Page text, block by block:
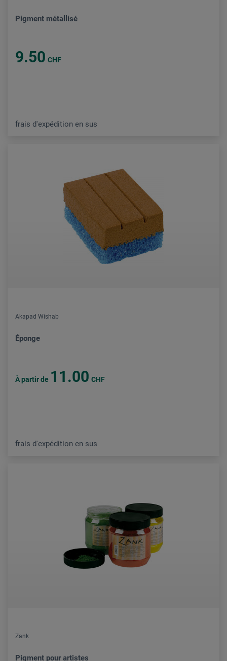
Pigment métallisé
9.50 CHF
frais d'expédition en sus
Akapad Wishab
Éponge
À partir de 11.00 CHF
frais d'expédition en sus
Zank
Pigment pour artistes